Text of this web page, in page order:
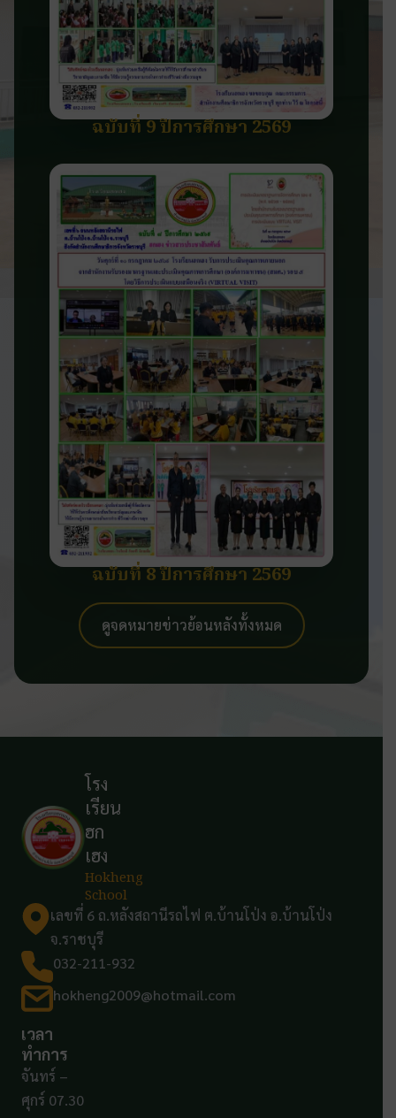
ฉบับที่ 9 ปีการศึกษา 2569
ฉบับที่ 8 ปีการศึกษา 2569
ดูจดหมายข่าวย้อนหลังทั้งหมด
โรง
เรียน
ฮก
เฮง
Hokheng
School
เลขที่ 6 ถ.หลังสถานีรถไฟ ต.บ้านโป่ง อ.บ้านโป่ง
จ.ราชบุรี
032-211-932
hokheng2009@hotmail.com
เวลา
ทำการ
จันทร์ –
ศุกร์ 07.30